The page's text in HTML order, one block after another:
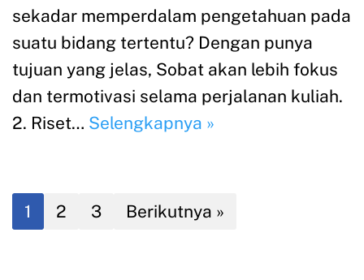
sekadar memperdalam pengetahuan pada
suatu bidang tertentu? Dengan punya
tujuan yang jelas, Sobat akan lebih fokus
dan termotivasi selama perjalanan kuliah.
2. Riset… Selengkapnya »
1 2 3 Berikutnya »